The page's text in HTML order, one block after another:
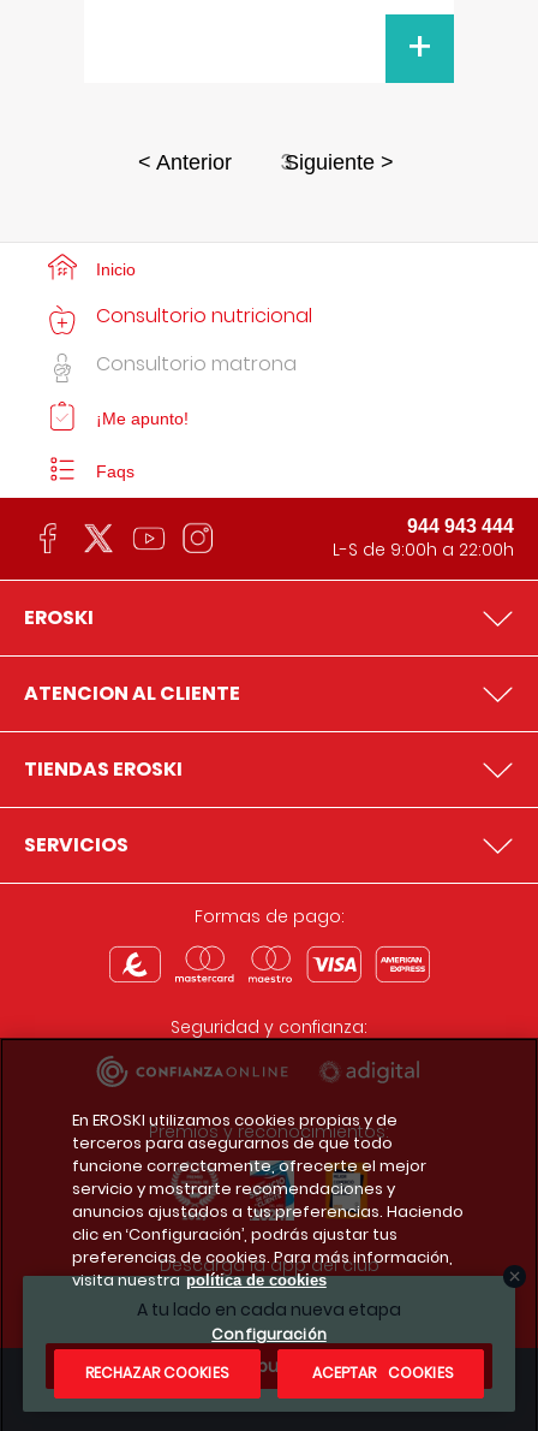
+
< Anterior 3Siguiente >
A tu lado en cada nueva etapa
¿Te apuntas?
Inicio
Consultorio nutricional
Consultorio matrona
¡Me apunto!
Faqs
944 943 444
L-S de 9:00h a 22:00h
EROSKI
ATENCION AL CLIENTE
TIENDAS EROSKI
SERVICIOS
Formas de pago:
Seguridad y confianza:
Premios y reconocimientos:
Descarga la app del club
Condiciones legales
En EROSKI utilizamos cookies propias y de
terceros para asegurarnos de que todo
funcione correctamente, ofrecerte el mejor
servicio y mostrarte recomendaciones y
anuncios ajustados a tus preferencias. Haciendo
clic en ‘Configuración’, podrás ajustar tus
preferencias de cookies. Para más información,
visita nuestra política de cookies
Configuración
RECHAZAR COOKIES
ACEPTAR COOKIES